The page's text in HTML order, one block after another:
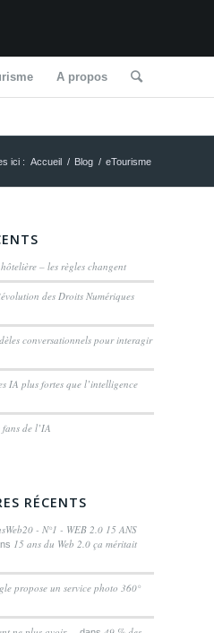
A propos
ici : Accueil / Blog / eTourisme
– les règles changent
des Droits Numériques
conversationnels pour interagir
IA plus fortes que l’intelligence
fans de l’IA
RÉCENTS
- N°1 - WEB 2.0 15 ANS
15 ans du Web 2.0 ça méritait
propose un service photo 360°